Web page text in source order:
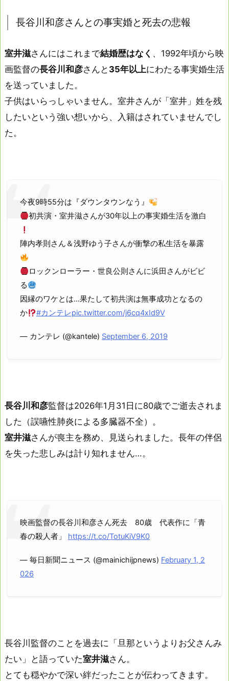
長谷川和彦さんとの事実婚と死去の悲報
室井滋さんにはこれまで結婚歴はなく 、1992年頃から映
画監督の長谷川和彦さんと 35年以上にわたる事実婚生活
を送っていました。
子供はいらっしゃいません。室井さんが「室井」姓を残
したいという強い想いから、入籍はされていませんでし
た。
今夜9時55分は『ダウンタウンなう』
初共演・室井滋さんが30年以上の事実婚生活を激白
陣内孝則さん＆浅野ゆう子さんが衝撃の私生活を暴露
ロックンローラー・世良公則さんに浜田さんがビビ
る
因縁のワケとは…果たして初共演は無事成功となるの
か
#カンテレpic.twitter.com/j6cq4xId9V
— カンテレ (@kantele) September 6, 2019
長谷川和彦監督は2026年1月31日に80歳でご逝去されま
した（誤嚥性肺炎による多臓器不全）。
室井滋さんが喪主を務め、見送られました。長年の伴侶
を失った悲しみは計り知れません…。
映画監督の長谷川和彦さん死去 80歳 代表作に「青
春の殺人者」 https://t.co/TotuKiV9K0
— 毎日新聞ニュース (@mainichijpnews) February 1, 2
026
長谷川監督のことを過去に「旦那というよりお父さんみ
たい」と語っていた室井滋さん。
とても穏やかで深い絆だったことが伝わってきます。